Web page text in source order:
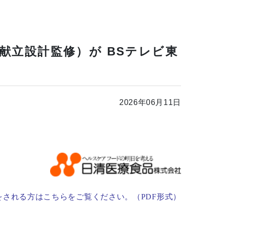
立設計監修）が BSテレビ東
2026年06月11日
される方はこちらをご覧ください。（PDF形式）